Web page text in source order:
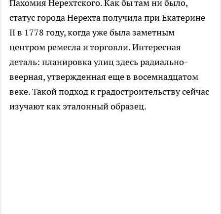
Пахомия Нерехтского. Как бы там ни было,
статус города Нерехта получила при Екатерине
II в 1778 году, когда уже была заметным
центром ремесла и торговли. Интересная
деталь: планировка улиц здесь радиально-
веерная, утвержденная еще в восемнадцатом
веке. Такой подход к градостроительству сейчас
изучают как эталонный образец.